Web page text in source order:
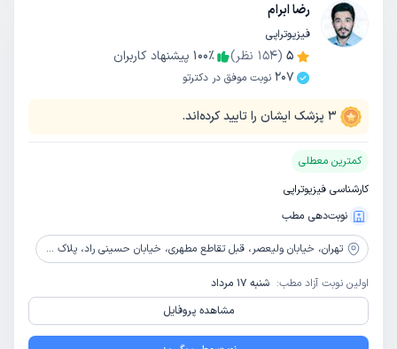
رضا ابرام
فیزیوتراپی
5
(
154 نظر) 100٪
پیشنهاد کاربران
207 نوبت موفق در دکترتو
3 پزشک ایشان را تایید کرده‌اند.
کمترین معطلی
کارشناسی فیزیوتراپی
نوبت‌دهی مطب
تهران، خیابان ولیعصر، قبل تقاطع مطهری، خیابان حسینی راد، پلاک 48، ساختمان رادکام، واحد همکف
اولین نوبت آزاد مطب: شنبه 17 مرداد
مشاهده پروفایل